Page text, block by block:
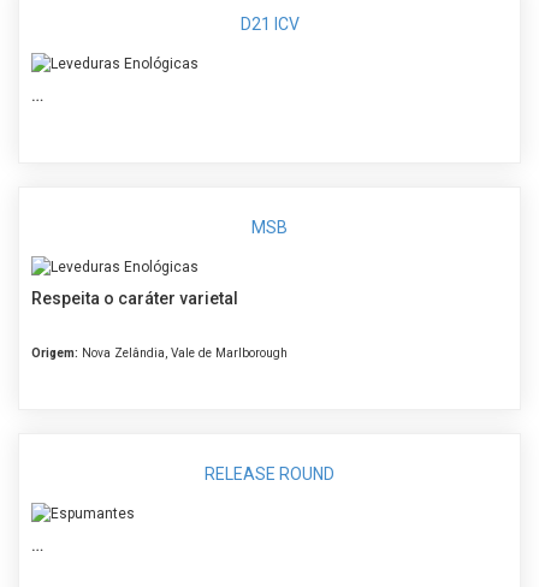
D21 ICV
…
MSB
Respeita o caráter varietal
Origem: Nova Zelândia, Vale de Marlborough
RELEASE ROUND
…